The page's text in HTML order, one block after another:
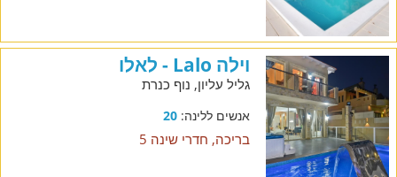
וילה Lalo - לאלו
גליל עליון, נוף כנרת
אנשים ללינה:20
בריכה, חדרי שינה 5